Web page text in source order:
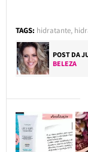
TAGS: hidratante,
POST DA
BELEZA